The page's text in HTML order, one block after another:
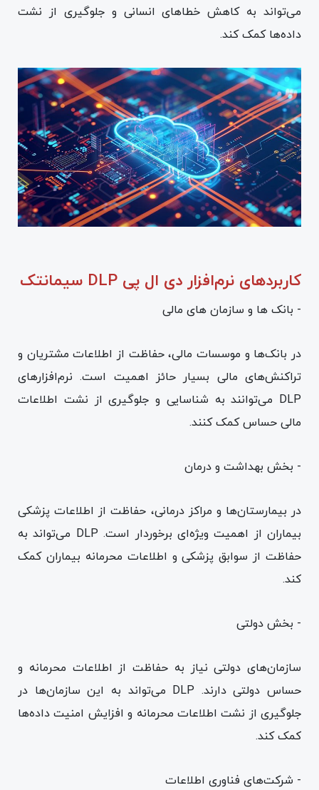
می‌تواند به کاهش خطاهای انسانی و جلوگیری از نشت
داده‌ها کمک کند.
کاربردهای نرم‌افزار دی ال پی DLP سیمانتک
- بانک ها و سازمان های مالی
در بانک‌ها و موسسات مالی، حفاظت از اطلاعات مشتریان و
تراکنش‌های مالی بسیار حائز اهمیت است. نرم‌افزارهای
DLP می‌توانند به شناسایی و جلوگیری از نشت اطلاعات
مالی حساس کمک کنند.
- بخش بهداشت و درمان
در بیمارستان‌ها و مراکز درمانی، حفاظت از اطلاعات پزشکی
بیماران از اهمیت ویژه‌ای برخوردار است. DLP می‌تواند به
حفاظت از سوابق پزشکی و اطلاعات محرمانه بیماران کمک
کند.
- بخش دولتی
سازمان‌های دولتی نیاز به حفاظت از اطلاعات محرمانه و
حساس دولتی دارند. DLP می‌تواند به این سازمان‌ها در
جلوگیری از نشت اطلاعات محرمانه و افزایش امنیت داده‌ها
کمک کند.
- شرکت‌های فناوری اطلاعات